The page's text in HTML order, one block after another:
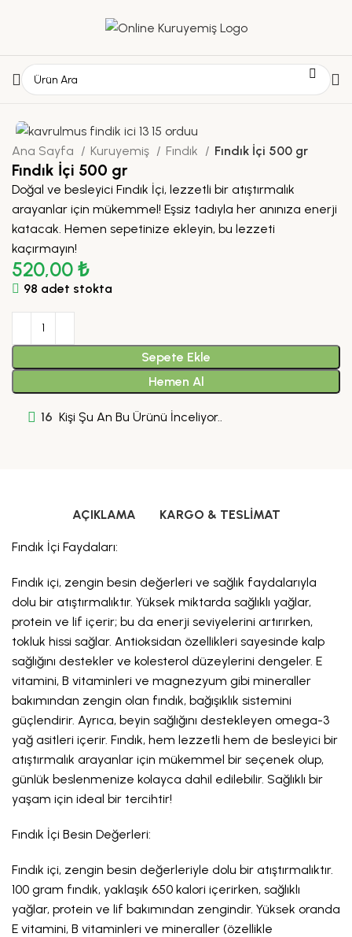
Ana Sayfa Kuruyemiş Fındık Fındık İçi 500 gr
Fındık İçi 500 gr
Doğal ve besleyici Fındık İçi, lezzetli bir atıştırmalık
arayanlar için mükemmel! Eşsiz tadıyla her anınıza enerji
katacak. Hemen sepetinize ekleyin, bu lezzeti
kaçırmayın!
520,00₺
98 adet stokta
Sepete Ekle
Hemen Al
16 Kişi Şu An Bu Ürünü İnceliyor..
AÇIKLAMA KARGO & TESLIMAT
Fındık İçi Faydaları:
Fındık içi, zengin besin değerleri ve sağlık faydalarıyla
dolu bir atıştırmalıktır. Yüksek miktarda sağlıklı yağlar,
protein ve lif içerir; bu da enerji seviyelerini artırırken,
tokluk hissi sağlar. Antioksidan özellikleri sayesinde kalp
sağlığını destekler ve kolesterol düzeylerini dengeler. E
vitamini, B vitaminleri ve magnezyum gibi mineraller
bakımından zengin olan fındık, bağışıklık sistemini
güçlendirir. Ayrıca, beyin sağlığını destekleyen omega-3
yağ asitleri içerir. Fındık, hem lezzetli hem de besleyici bir
atıştırmalık arayanlar için mükemmel bir seçenek olup,
günlük beslenmenize kolayca dahil edilebilir. Sağlıklı bir
yaşam için ideal bir tercihtir!
Fındık İçi Besin Değerleri:
Fındık içi, zengin besin değerleriyle dolu bir atıştırmalıktır.
100 gram fındık, yaklaşık 650 kalori içerirken, sağlıklı
yağlar, protein ve lif bakımından zengindir. Yüksek oranda
E vitamini, B vitaminleri ve mineraller (özellikle